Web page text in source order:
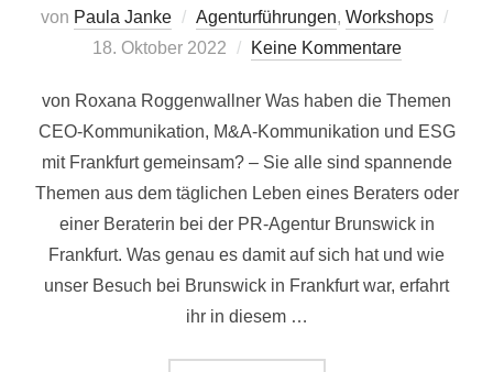
von Paula Janke Agenturführungen, Workshops
18. Oktober 2022 Keine Kommentare
von Roxana Roggenwallner Was haben die Themen
CEO-Kommunikation, M&A-Kommunikation und ESG
mit Frankfurt gemeinsam? – Sie alle sind spannende
Themen aus dem täglichen Leben eines Beraters oder
einer Beraterin bei der PR-Agentur Brunswick in
Frankfurt. Was genau es damit auf sich hat und wie
unser Besuch bei Brunswick in Frankfurt war, erfahrt
ihr in diesem …